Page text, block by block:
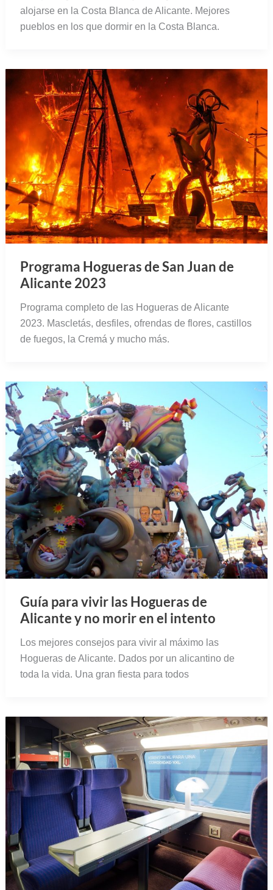
alojarse en la Costa Blanca de Alicante. Mejores
pueblos en los que dormir en la Costa Blanca.
Programa Hogueras de San Juan de
Alicante 2023
Programa completo de las Hogueras de Alicante
2023. Mascletás, desfiles, ofrendas de flores, castillos
de fuegos, la Cremá y mucho más.
Guía para vivir las Hogueras de
Alicante y no morir en el intento
Los mejores consejos para vivir al máximo las
Hogueras de Alicante. Dados por un alicantino de
toda la vida. Una gran fiesta para todos